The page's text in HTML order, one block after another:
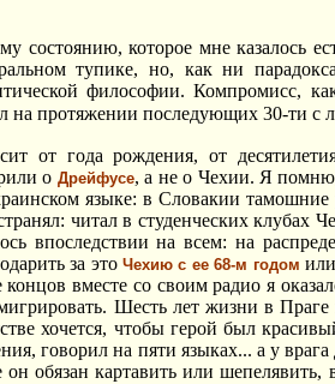
состоянию, которое мне казалось
тупике, но, как ни
философии.Компромисс,
на протяжении последующих 30-ти с
от года рождения, от
о Дрейфусе, а не о Чехии. Я
языке: в Словакии тамошние
читал в студенческих клубах
впоследствии на всем: на
за это Чехию с ее 68-м годом
концов вместе со своим радио я
Шесть лет жизни в Праге
хочется, чтобы герой был
говорил на пяти языках... а у
обязан картавить или